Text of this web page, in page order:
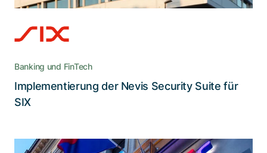
Lesen Sie die Story
Banking und FinTech
Implementierung der Nevis Security Suite für
SIX